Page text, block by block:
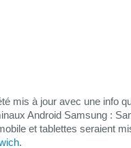
mis à jour avec une info
Android Samsung :
et tablettes seraient
.